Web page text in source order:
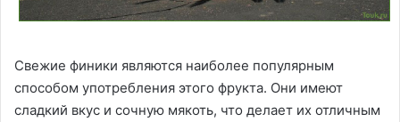
Свежие финики являются наиболее популярным
способом употребления этого фрукта. Они имеют
сладкий вкус и сочную мякоть, что делает их отличным